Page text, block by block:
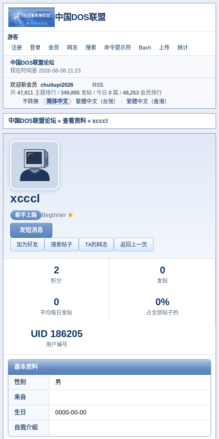
中国DOS联盟
游客
注册
登录 会员 网志 搜索 命令提示符 Bash 上传 统计
中国DOS联盟论坛
现在时间是 2026-08-08 21:23
欢迎新会员 chuliupi2026
RSS
共 47,811 主题排行 / 349,895 发帖 / 今日 0 篇 / 48,253 会员排行
不转换 / 简体中文 / 繁體中文（台灣） / 繁體中文（香港）
中国DOS联盟论坛 » 查看资料 » xcccl
xcccl
新手上路 Beginner ★
发短消息
加为好友 搜索帖子 TA的网志 返回上一页
2
积分
0
发帖
0
平均每日发帖
0%
占全部帖子的
UID 186205
用户编号
基本资料
性别 男
来自
生日 0000-00-00
自我介绍